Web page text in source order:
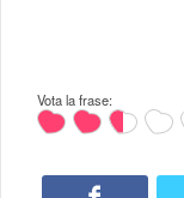
Vota la frase: